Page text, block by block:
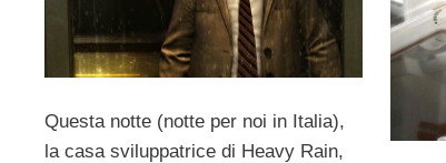
Questa notte (notte per noi in Italia),
la casa sviluppatrice di Heavy Rain,